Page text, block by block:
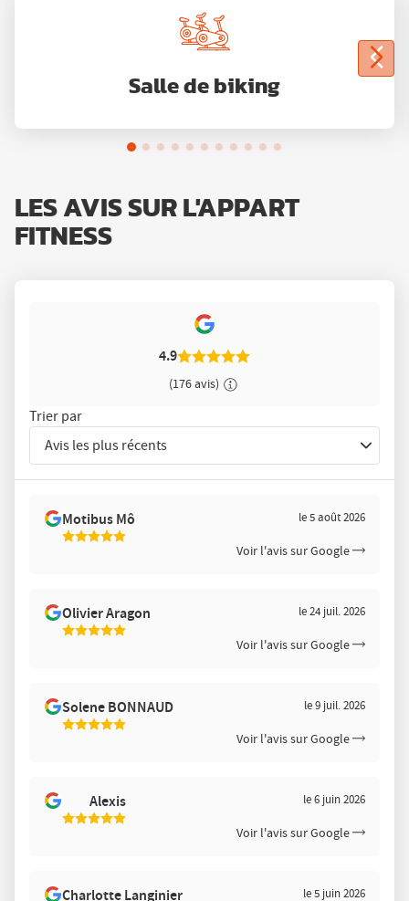
Salle de biking
LES AVIS SUR L'APPART
FITNESS
4.9
(176 avis)
Trier par
Avis les plus récents
avis Motibus Mô
5
le 5 août 2026
Voir l'avis sur Google
Olivier Aragon
5
le 24 juil. 2026
Voir l'avis sur Google
Solene BONNAUD
5
le 9 juil. 2026
Voir l'avis sur Google
Alexis
5
le 6 juin 2026
Voir l'avis sur Google
Charlotte Langinier le 5 juin 2026